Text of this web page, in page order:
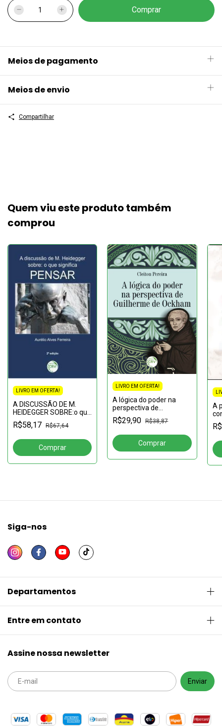
Meios de pagamento
Meios de envio
Compartilhar
Quem viu este produto também
comprou
LIVRO EM OFERTA!
A DISCUSSÃO DE M.
HEIDEGGER SOBRE:o que
significa pensar2ª edição
R$58,17 R$67,64
LIVRO EM OFERTA!
A lógica do poder na
perspectiva de
Guilherme de Ockham
R$29,90 R$38,87
A
Siga-nos
Departamentos
Entre em contato
Assine nossa newsletter